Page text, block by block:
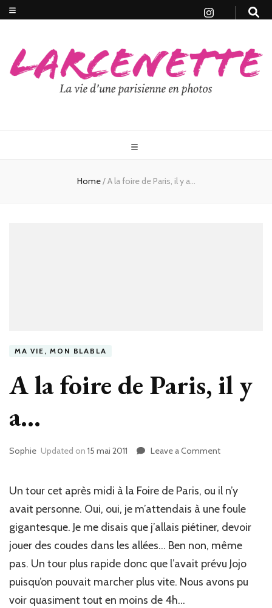
Home/A la foire de Paris, il y a…
MA VIE, MON BLABLA
A la foire de Paris, il y
a…
Sophie Updated on 15 mai 2011 Leave a Comment
foire
de
Paris,
il
y
a…
Un tour cet après midi à la Foire de Paris, ou il n’y
avait personne. Oui, oui, je m’attendais à une foule
gigantesque. Je me disais que j’allais piétiner, devoir
jouer des coudes dans les allées… Ben non, même
pas. Un tour plus rapide donc que l’avait prévu Jojo
puisqu’on pouvait marcher plus vite. Nous avons pu
voir quasiment tout en moins de 4h…